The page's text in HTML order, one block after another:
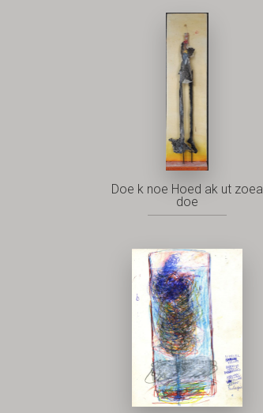
Doe k noe Hoed ak ut zoea
doe